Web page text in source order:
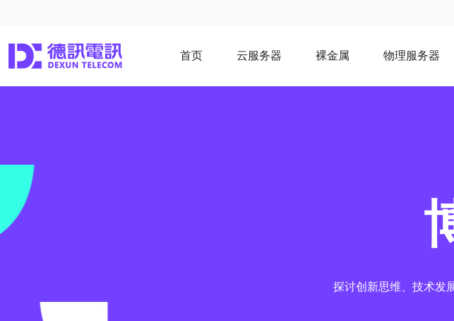
首页 云服务器 裸金属 物理服务器
探讨创新思维、技术发